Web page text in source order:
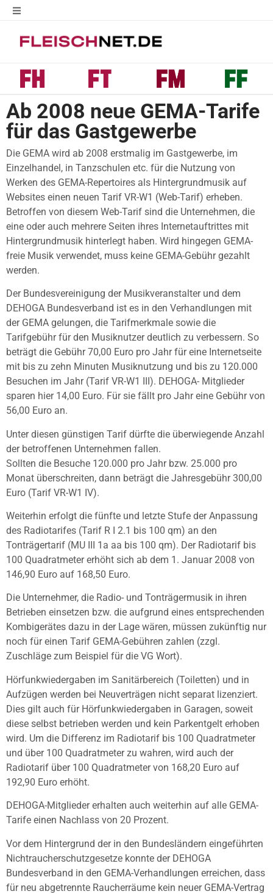
Ab 2008 neue GEMA-Tarife
für das Gastgewerbe
Die GEMA wird ab 2008 erstmalig im Gastgewerbe, im
Einzelhandel, in Tanzschulen etc. für die Nutzung von
Werken des GEMA-Repertoires als Hintergrundmusik auf
Websites einen neuen Tarif VR-W1 (Web-Tarif) erheben.
Betroffen von diesem Web-Tarif sind die Unternehmen, die
eine oder auch mehrere Seiten ihres Internetauftrittes mit
Hintergrundmusik hinterlegt haben. Wird hingegen GEMA-
freie Musik verwendet, muss keine GEMA-Gebühr gezahlt
werden.
Der Bundesvereinigung der Musikveranstalter und dem
DEHOGA Bundesverband ist es in den Verhandlungen mit
der GEMA gelungen, die Tarifmerkmale sowie die
Tarifgebühr für den Musiknutzer deutlich zu verbessern. So
beträgt die Gebühr 70,00 Euro pro Jahr für eine Internetseite
mit bis zu zehn Minuten Musiknutzung und bis zu 120.000
Besuchen im Jahr (Tarif VR-W1 III). DEHOGA- Mitglieder
sparen hier 14,00 Euro. Für sie fällt pro Jahr eine Gebühr von
56,00 Euro an.
Unter diesen günstigen Tarif dürfte die überwiegende Anzahl
der betroffenen Unternehmen fallen.
Sollten die Besuche 120.000 pro Jahr bzw. 25.000 pro
Monat überschreiten, dann beträgt die Jahresgebühr 300,00
Euro (Tarif VR-W1 IV).
Weiterhin erfolgt die fünfte und letzte Stufe der Anpassung
des Radiotarifes (Tarif R I 2.1 bis 100 qm) an den
Tonträgertarif (MU III 1a aa bis 100 qm). Der Radiotarif bis
100 Quadratmeter erhöht sich ab dem 1. Januar 2008 von
146,90 Euro auf 168,50 Euro.
Die Unternehmer, die Radio- und Tonträgermusik in ihren
Betrieben einsetzen bzw. die aufgrund eines entsprechenden
Kombigerätes dazu in der Lage wären, müssen zukünftig nur
noch für einen Tarif GEMA-Gebühren zahlen (zzgl.
Zuschläge zum Beispiel für die VG Wort).
Hörfunkwiedergaben im Sanitärbereich (Toiletten) und in
Aufzügen werden bei Neuverträgen nicht separat lizenziert.
Dies gilt auch für Hörfunkwiedergaben in Garagen, soweit
diese selbst betrieben werden und kein Parkentgelt erhoben
wird. Um die Differenz im Radiotarif bis 100 Quadratmeter
und über 100 Quadratmeter zu wahren, wird auch der
Radiotarif über 100 Quadratmeter von 168,20 Euro auf
192,90 Euro erhöht.
DEHOGA-Mitglieder erhalten auch weiterhin auf alle GEMA-
Tarife einen Nachlass von 20 Prozent.
Vor dem Hintergrund der in den Bundesländern eingeführten
Nichtraucherschutzgesetze konnte der DEHOGA
Bundesverband in den GEMA-Verhandlungen erreichen, dass
für neu abgetrennte Raucherräume kein neuer GEMA-Vertrag